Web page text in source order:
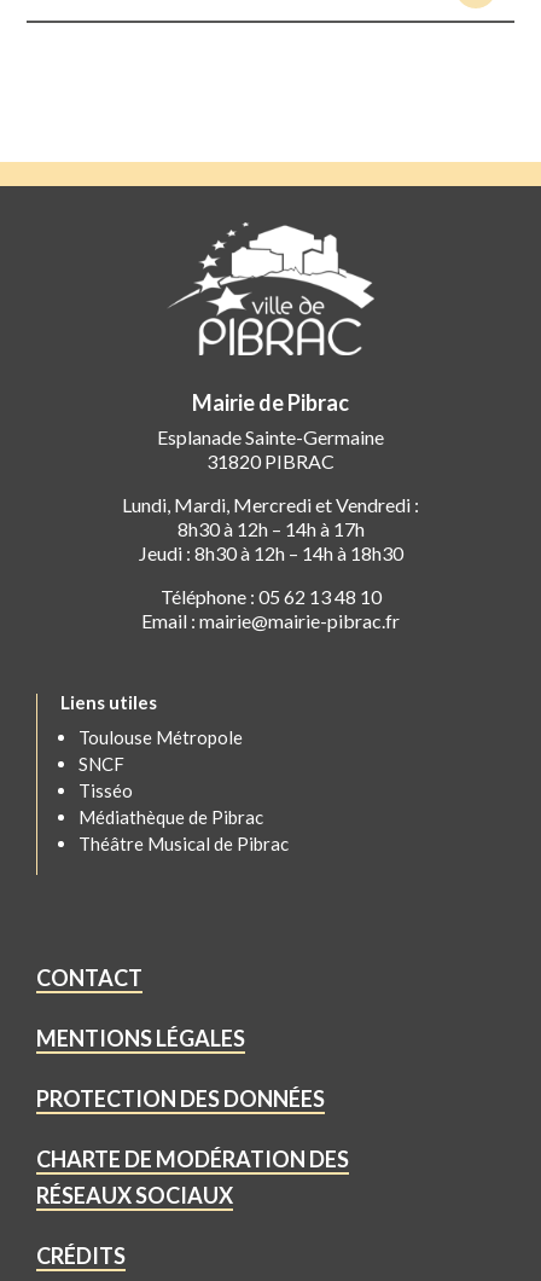
Mairie de Pibrac
Esplanade Sainte-Germaine
31820 PIBRAC
Lundi, Mardi, Mercredi et Vendredi :
8h30 à 12h – 14h à 17h
Jeudi : 8h30 à 12h – 14h à 18h30
Téléphone : 05 62 13 48 10
Email : mairie@mairie-pibrac.fr
Liens utiles
Toulouse Métropole
SNCF
Tisséo
Médiathèque de Pibrac
Théâtre Musical de Pibrac
CONTACT
MENTIONS LÉGALES
PROTECTION DES DONNÉES
CHARTE DE MODÉRATION DES
RÉSEAUX SOCIAUX
CRÉDITS